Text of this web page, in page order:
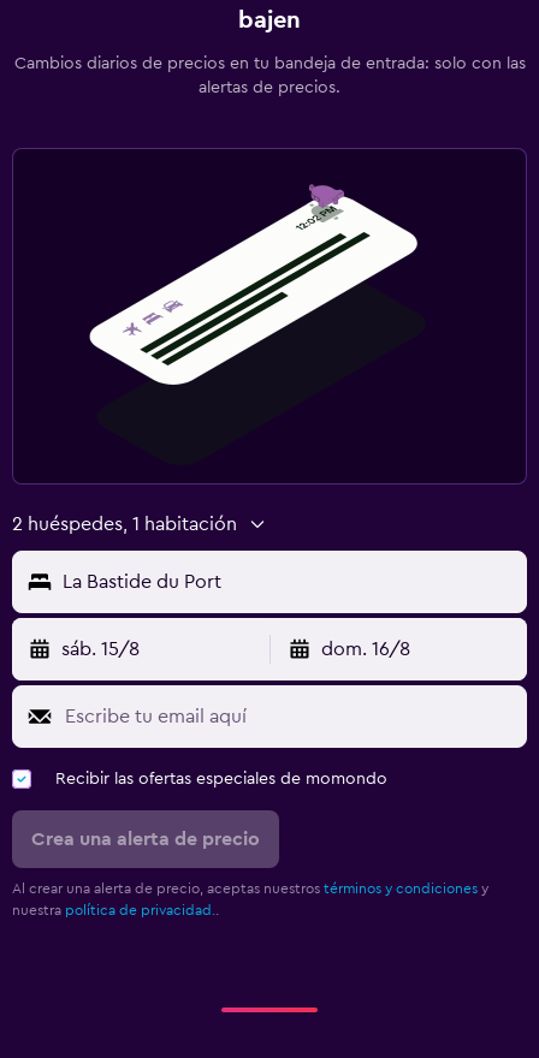
bajen
Cambios diarios de precios en tu bandeja de entrada: solo con las
alertas de precios.
2 huéspedes, 1 habitación
La Bastide du Port
sáb. 15/8 dom. 16/8
Recibir las ofertas especiales de momondo
Crea una alerta de precio
Al crear una alerta de precio, aceptas nuestros términos y condiciones y
nuestra política de privacidad.